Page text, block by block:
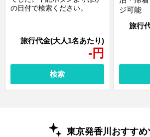
- 円
の日付で検索ください。
検索
ジ可能
東京発香川おすすめ